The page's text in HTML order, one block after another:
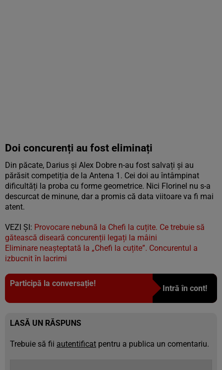
Doi concurenți au fost eliminați
Din păcate, Darius și Alex Dobre n-au fost salvați și au
părăsit competiția de la Antena 1. Cei doi au întâmpinat
dificultăți la proba cu forme geometrice. Nici Florinel nu s-a
descurcat de minune, dar a promis că data viitoare va fi mai
atent.
VEZI ȘI: Provocare nebună la Chefi la cuțite. Ce trebuie să
gătească diseară concurenții legați la mâini
Eliminare neașteptată la „Chefi la cuțite”. Concurentul a
izbucnit în lacrimi
Participă la conversație!
Intră în cont!
LASĂ UN RĂSPUNS
Trebuie să fii autentificat pentru a publica un comentariu.